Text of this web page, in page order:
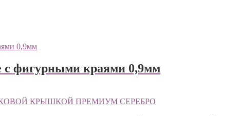
с фигурными краями 0,9мм